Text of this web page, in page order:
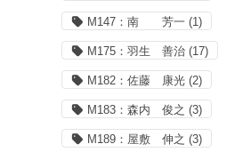
M147：南 芳一 (1)
M175：羽生 善治 (17)
M182：佐藤 康光 (2)
M183：森内 俊之 (3)
M189：屋敷 伸之 (3)